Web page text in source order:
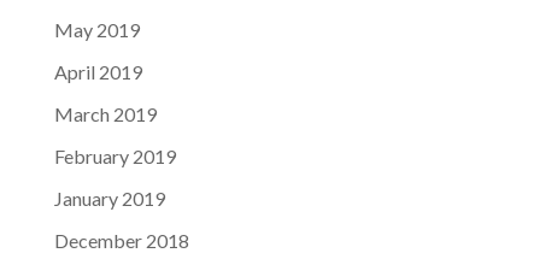
May 2019
April 2019
March 2019
February 2019
January 2019
December 2018